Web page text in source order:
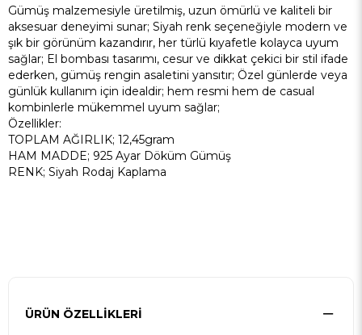
Gümüş malzemesiyle üretilmiş, uzun ömürlü ve kaliteli bir
aksesuar deneyimi sunar; Siyah renk seçeneğiyle modern ve
şık bir görünüm kazandırır, her türlü kıyafetle kolayca uyum
sağlar; El bombası tasarımı, cesur ve dikkat çekici bir stil ifade
ederken, gümüş rengin asaletini yansıtır; Özel günlerde veya
günlük kullanım için idealdir; hem resmi hem de casual
kombinlerle mükemmel uyum sağlar;
Özellikler:
TOPLAM AĞIRLIK; 12,45gram
HAM MADDE; 925 Ayar Döküm Gümüş
RENK; Siyah Rodaj Kaplama
ÜRÜN ÖZELLIKLERI